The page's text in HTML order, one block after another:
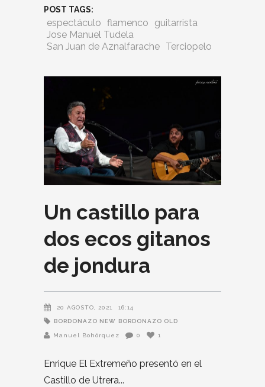
POST TAGS:
espectáculo flamenco
guitarrista
Jose Manuel Tudela
San Juan de Aznalfarache Terciopelo
Un castillo para
dos ecos gitanos
de jondura
20 AGOSTO, 2021 16:14
BORDONAZO NEW BORDONAZO OLD
Manuel Bohórquez 0 1
Enrique El Extremeño presentó en el
Castillo de Utrera